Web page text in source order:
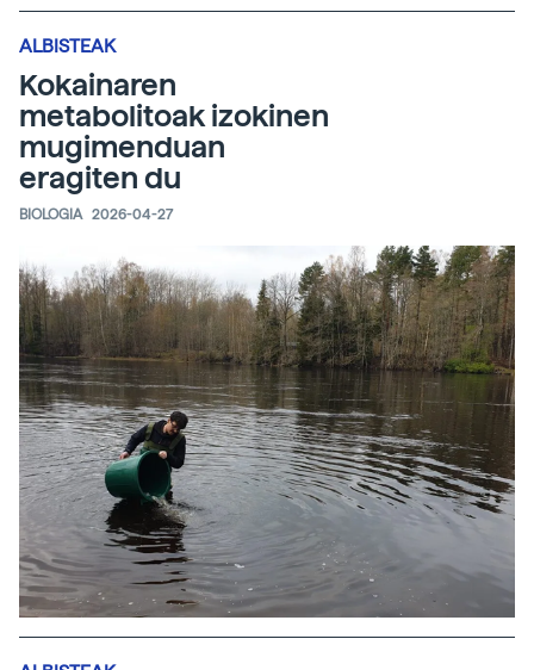
ALBISTEAK
Kokainaren
metabolitoak izokinen
mugimenduan
eragiten du
BIOLOGIA 2026-04-27